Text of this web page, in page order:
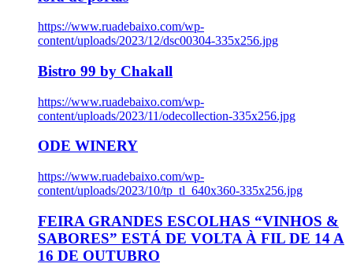
https://www.ruadebaixo.com/wp-
content/uploads/2023/12/dsc00304-335x256.jpg
Bistro 99 by Chakall
https://www.ruadebaixo.com/wp-
content/uploads/2023/11/odecollection-335x256.jpg
ODE WINERY
https://www.ruadebaixo.com/wp-
content/uploads/2023/10/tp_tl_640x360-335x256.jpg
FEIRA GRANDES ESCOLHAS “VINHOS &
SABORES” ESTÁ DE VOLTA À FIL DE 14 A
16 DE OUTUBRO